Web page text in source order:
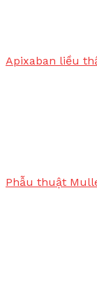
Apixaban liều
Phẫu thuật